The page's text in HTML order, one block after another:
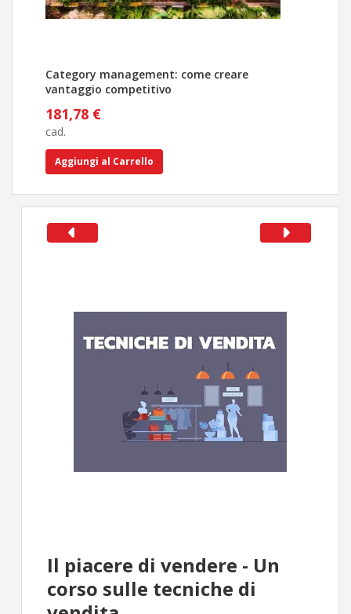
Category management: come creare
vantaggio competitivo
181,78 €
cad.
Aggiungi al Carrello
Il piacere di vendere - Un
corso sulle tecniche di